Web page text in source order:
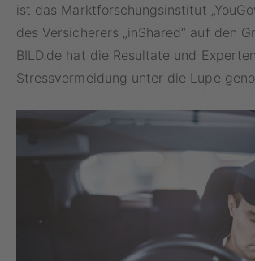
ist das Marktforschungsinstitut
des Versicherers „inShared“ auf den
BILD.de hat die Resultate und
Stressvermeidung unter die Lupe